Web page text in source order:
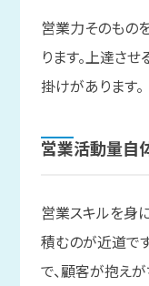
営業力そのもの
ります。上達さ
掛けがあります。
営業活動量自
営業スキルを身
積むのが近道で
で、顧客が抱え